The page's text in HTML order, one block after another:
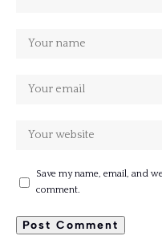
Save my name, email, and
comment.